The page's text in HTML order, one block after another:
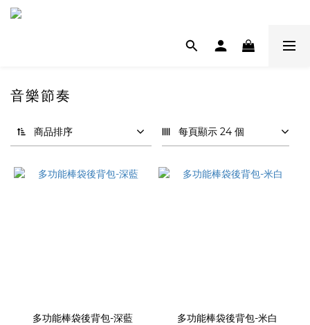
音樂節奏
商品排序 每頁顯示 24 個
多功能棒袋後背包-深藍 多功能棒袋後背包-米白